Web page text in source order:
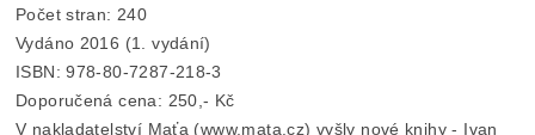
Počet stran: 240
Vydáno 2016 (1. vydání)
ISBN: 978-80-7287-218-3
Doporučená cena: 250,- Kč
V nakladatelství Maťa (www.mata.cz) vyšly nové knihy - Ivan